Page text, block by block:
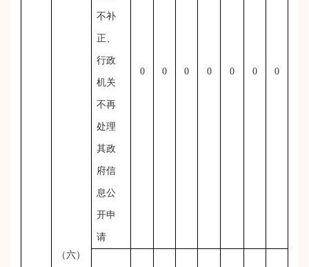
（六）
不补
正、
行政
机关
不再
处理
其政
府信
息公
开申
请
0 0 0 0 0 0 0